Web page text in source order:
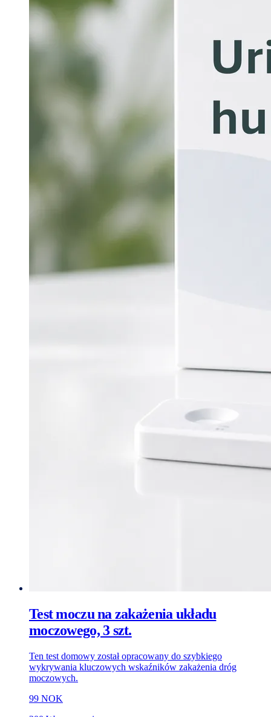
Test moczu na zakażenia układu
moczowego, 3 szt.
Ten test domowy został opracowany do szybkiego
wykrywania kluczowych wskaźników zakażenia dróg
moczowych.
99 NOK